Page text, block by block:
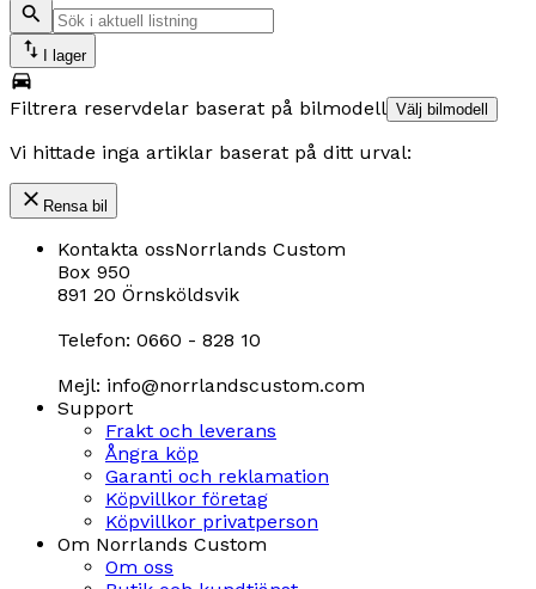
I lager
Filtrera reservdelar baserat på bilmodell Välj bilmodell
Vi hittade inga artiklar baserat på ditt urval:
Rensa bil
Kontakta ossNorrlands Custom
Box 950
891 20 Örnsköldsvik
Telefon: 0660 - 828 10
Mejl: info@norrlandscustom.com
Support
Frakt och leverans
Ångra köp
Garanti och reklamation
Köpvillkor företag
Köpvillkor privatperson
Om Norrlands Custom
Om oss